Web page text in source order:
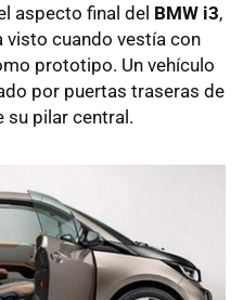
aspecto final del BMW i3,
visto cuando vestía con
prototipo. Un vehículo
por puertas traseras de
su pilar central.